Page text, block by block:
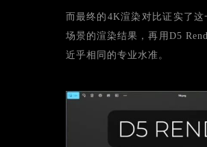
而最终的4K渲染对比证实了
场景的渲染结果，再用D5
近乎相同的专业水准。